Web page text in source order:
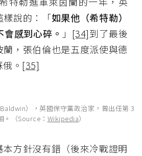
樣說的：「如果他（希特勒）
感到心碎。 」 [34]到了最後
，張伯倫也是五度派使與德
。 [35]
），英國保守黨政治家，曾出任第 3
。（Source： Wikipedia）
方針沒有錯（後來冷戰證明